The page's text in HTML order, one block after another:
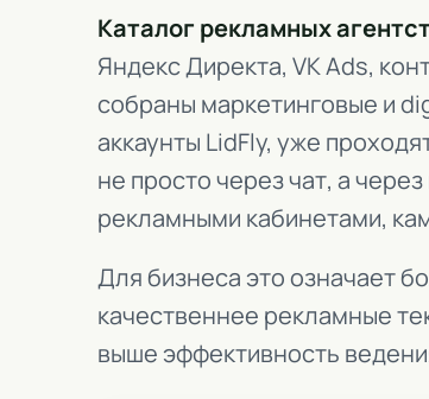
Каталог рекламных
Яндекс Директа, VK Ads,
собраны маркетинговые и
аккаунты LidFly, уже
не просто через чат, а
рекламными кабинетами,
Для бизнеса это означает
качественнее рекламные
выше эффективность